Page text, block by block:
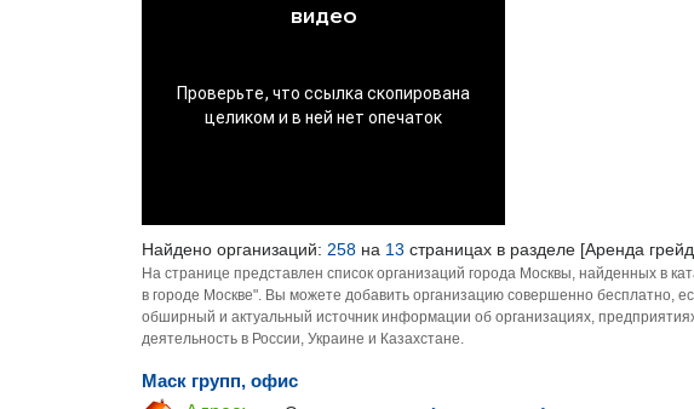
Найдено организаций: 258 на 13 страницах в разделе [Аренда
На странице представлен список организаций города Москвы, найденных в
в городе Москве". Вы можете добавить организацию совершенно бесплатно,
обширный и актуальный источник информации об организациях,
деятельность в России, Украине и Казахстане.
Маск групп, офис